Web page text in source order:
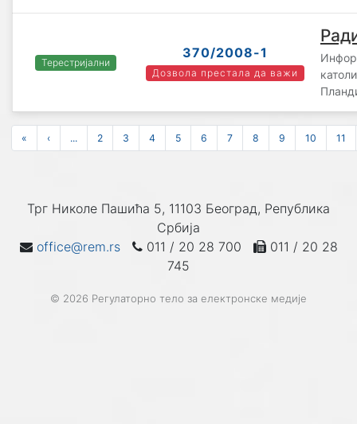
Терестријални
370/2008-1
Дозвола престала да важи
« ‹ ... 2 3 4 5 6 7 8 9 10 11
Трг Николе Пашића 5, 11103 Београд, Република
Србија
office@rem.rs
011 / 20 28 700
011 / 20 28
745
© 2026 Регулаторно тело за електронске медије